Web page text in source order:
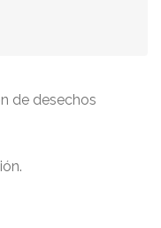
de desechos